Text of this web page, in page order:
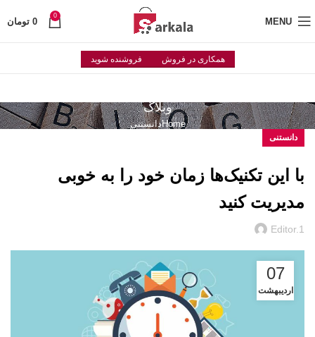
MENU
0
0 تومان
همکاری در فروش فروشنده شوید
وبلاگ
Homeدانستنی
دانستنی
با این تکنیک‌ها زمان خود را به خوبی
مدیریت کنید
Editor.1
07
اردیبهشت